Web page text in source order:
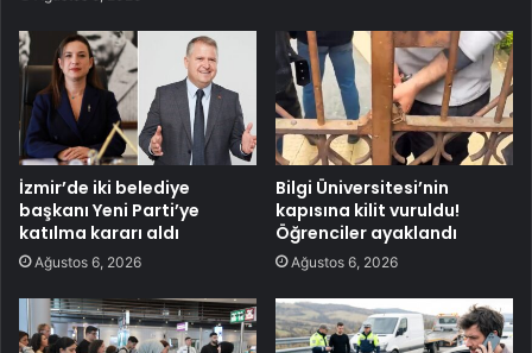
İzmir’de iki belediye
başkanı Yeni Parti’ye
katılma kararı aldı
Ağustos 6, 2026
Bilgi Üniversitesi’nin
kapısına kilit vuruldu!
Öğrenciler ayaklandı
Ağustos 6, 2026